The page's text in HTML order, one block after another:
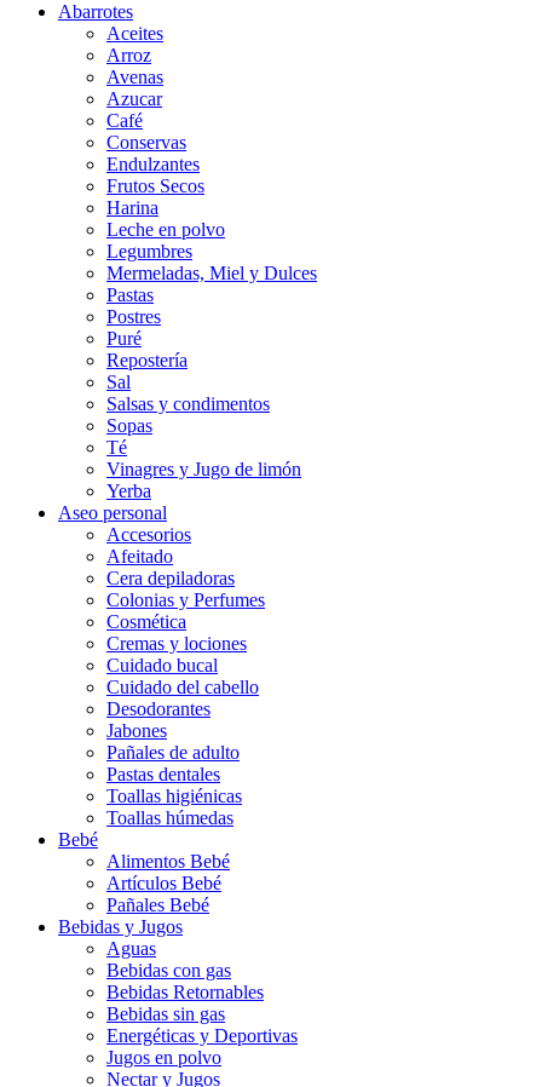
Abarrotes
Aceites
Arroz
Avenas
Azucar
Café
Conservas
Endulzantes
Frutos Secos
Harina
Leche en polvo
Legumbres
Mermeladas, Miel y Dulces
Pastas
Postres
Puré
Repostería
Sal
Salsas y condimentos
Sopas
Té
Vinagres y Jugo de limón
Yerba
Aseo personal
Accesorios
Afeitado
Cera depiladoras
Colonias y Perfumes
Cosmética
Cremas y lociones
Cuidado bucal
Cuidado del cabello
Desodorantes
Jabones
Pañales de adulto
Pastas dentales
Toallas higiénicas
Toallas húmedas
Bebé
Alimentos Bebé
Artículos Bebé
Pañales Bebé
Bebidas y Jugos
Aguas
Bebidas con gas
Bebidas Retornables
Bebidas sin gas
Energéticas y Deportivas
Jugos en polvo
Nectar y Jugos